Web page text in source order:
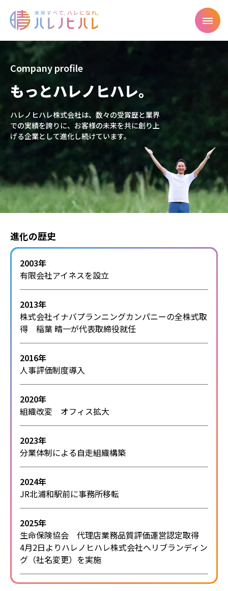
Company profile
もっとハレノヒハレ。
ハレノヒハレ株式会社は、数々の受賞歴と業界
での実績を誇りに、お客様の未来を共に創り上
げる企業として進化し続けています。
進化の歴史
2003年
有限会社アイネスを設立
2013年
株式会社イナバプランニングカンパニーの全株式取
得 稲葉 晴一が代表取締役就任
2016年
人事評価制度導入
2020年
組織改変 オフィス拡大
2023年
分業体制による自走組織構築
2024年
JR北浦和駅前に事務所移転
2025年
生命保険協会 代理店業務品質評価運営認定取得
4月2日よりハレノヒハレ株式会社へリブランディン
グ（社名変更）を実施